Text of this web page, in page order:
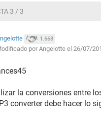
3 / 3
1.668
por Angelotte el 26/07/
la conversiones entre
converter debe hacer lo